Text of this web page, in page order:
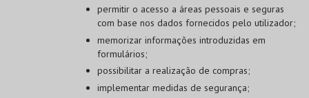
permitir o acesso a áreas pessoais e seguras
com base nos dados fornecidos pelo utilizador;
memorizar informações introduzidas em
formulários;
possibilitar a realização de compras;
implementar medidas de segurança;